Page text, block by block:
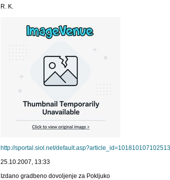
R. K.
http://sportal.siol.net/
25.10.2007, 13:33
Izdano gradbeno dovoljenje za Pokljuko